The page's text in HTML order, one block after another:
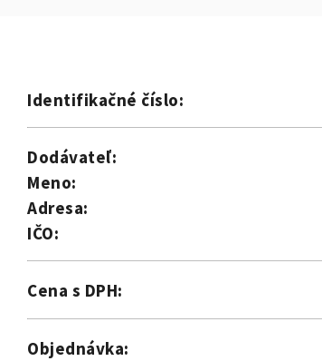
Identifikačné číslo:
Dodávateľ:
Meno:
Adresa:
IČO:
Cena s DPH:
Objednávka: